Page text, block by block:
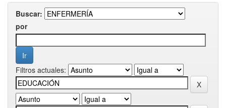
Buscar:
por
Filtros actuales: